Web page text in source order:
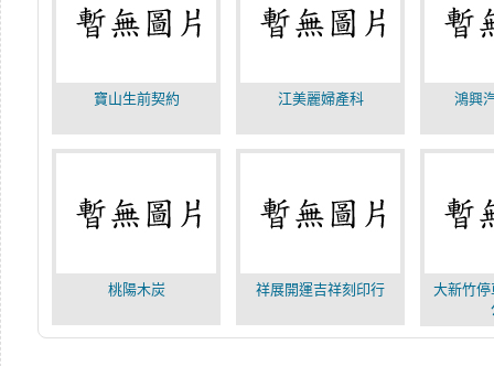
寶山生前契約 江美麗婦產科 鴻興
桃陽木炭 祥展開運吉祥刻印行
大新竹